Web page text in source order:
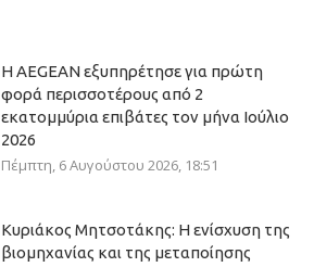
Η AEGEAN εξυπηρέτησε για πρώτη
φορά περισσοτέρους από 2
εκατομμύρια επιβάτες τον μήνα Ιούλιο
2026
Πέμπτη, 6 Αυγούστου 2026, 18:51
Κυριάκος Μητσοτάκης: Η ενίσχυση της
βιομηχανίας και της μεταποίησης